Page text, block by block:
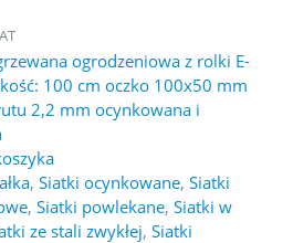
, Siatki ocynkowane, Siatki
, Siatki powlekane, Siatki w
ze stali zwykłej, Siatki